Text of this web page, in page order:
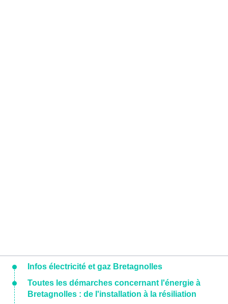
Infos électricité et gaz Bretagnolles
Toutes les démarches concernant l'énergie à
Bretagnolles : de l'installation à la résiliation